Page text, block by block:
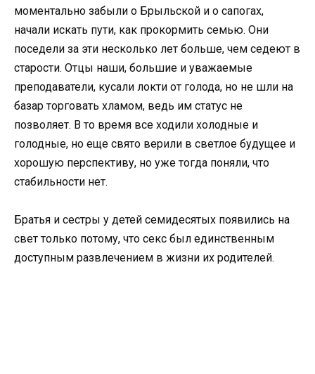
моментально забыли о Брыльской и о сапогах,
начали искать пути, как прокормить семью. Они
поседели за эти несколько лет больше, чем седеют в
старости. Отцы наши, большие и уважаемые
преподаватели, кусали локти от голода, но не шли на
базар торговать хламом, ведь им статус не
позволяет. В то время все ходили холодные и
голодные, но еще свято верили в светлое будущее и
хорошую перспективу, но уже тогда поняли, что
стабильности нет.
Братья и сестры у детей семидесятых появились на
свет только потому, что секс был единственным
доступным развлечением в жизни их родителей.